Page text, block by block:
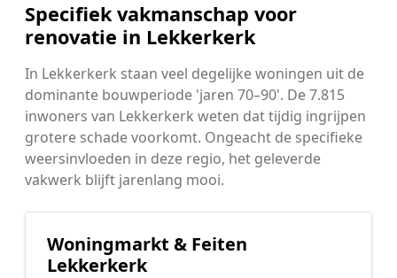
Specifiek vakmanschap voor
renovatie in Lekkerkerk
In Lekkerkerk staan veel degelijke woningen uit de
dominante bouwperiode 'jaren 70–90'. De 7.815
inwoners van Lekkerkerk weten dat tijdig ingrijpen
grotere schade voorkomt. Ongeacht de specifieke
weersinvloeden in deze regio, het geleverde
vakwerk blijft jarenlang mooi.
Woningmarkt & Feiten
Lekkerkerk